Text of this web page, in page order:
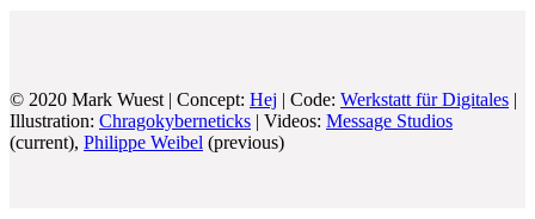
© 2020 Mark Wuest | Concept: Hej | Code: Werkstatt für Digitales |
Illustration: Chragokyberneticks | Videos: Message Studios
(current), Philippe Weibel (previous)